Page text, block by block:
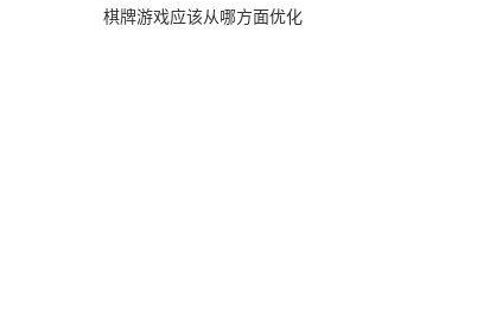
棋牌游戏应该从哪方面优化